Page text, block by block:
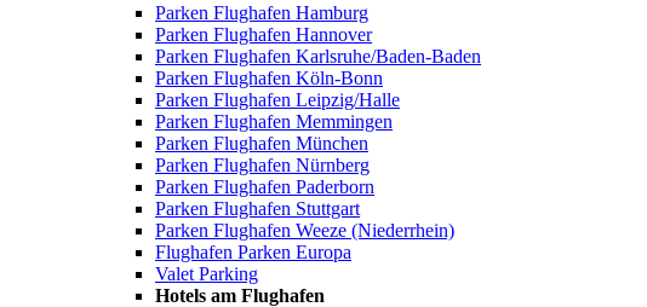
Parken Flughafen Hamburg
Parken Flughafen Hannover
Parken Flughafen Karlsruhe/Baden-Baden
Parken Flughafen Köln-Bonn
Parken Flughafen Leipzig/Halle
Parken Flughafen Memmingen
Parken Flughafen München
Parken Flughafen Nürnberg
Parken Flughafen Paderborn
Parken Flughafen Stuttgart
Parken Flughafen Weeze (Niederrhein)
Flughafen Parken Europa
Valet Parking
Hotels am Flughafen